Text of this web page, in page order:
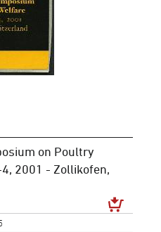
on Poultry
2001 - Zollikofen,